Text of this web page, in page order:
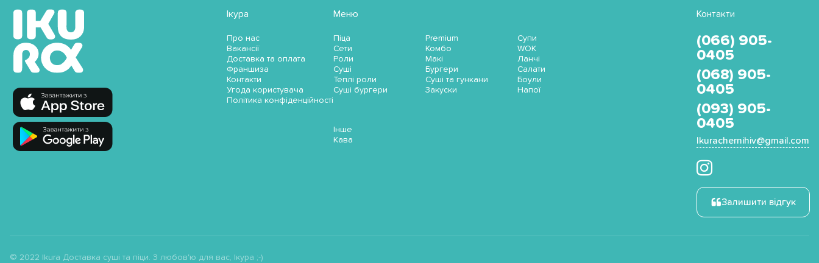
Ікура
Про нас
Вакансії
Доставка та оплата
Франшиза
Контакти
Угода користувача
Політика конфіденційності
Меню
Піца
Сети
Роли
Суші
Теплі роли
Суші бургери
Premium
Комбо
Макі
Бургери
Суші та гункани
Закуски
Супи
WOK
Ланчі
Салати
Боули
Напої
Інше
Кава
Контакти
(066) 905-
0405
(068) 905-
0405
(093) 905-
0405
Ikurachernihiv@gmail.com
Залишити відгук
© 2022 Ikura Доставка суші та піци. З любов'ю для вас, Ікура ;-)